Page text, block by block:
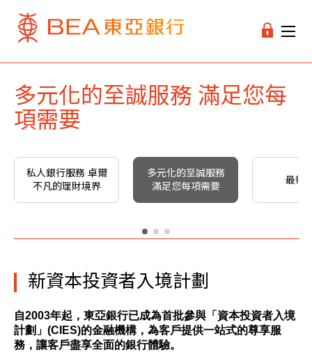
多元化的至誠服務 滿足您每
項需要
私人銀行服務 卓爾
不凡的理財境界
多元化的至誠服務
滿足您每項需要
最新
新資本投資者入境計劃
自2003年起，東亞銀行已成為首批參與「資本投資者入境
計劃」(CIES)的金融機構，為客戶提供一站式的尊享服
務，讓客戶盡享全面的銀行體驗。